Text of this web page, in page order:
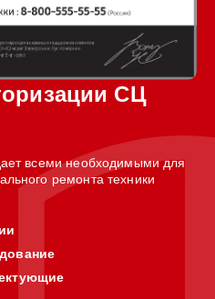
СЦ
всеми необходимыми для
ремонта техники